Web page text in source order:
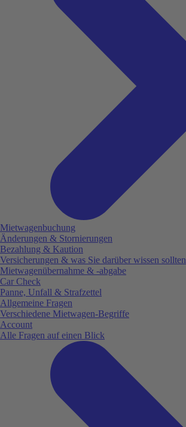
Mietwagenbuchung
Änderungen & Stornierungen
Bezahlung & Kaution
Versicherungen & was Sie darüber wissen sollten
Mietwagenübernahme & -abgabe
Car Check
Panne, Unfall & Strafzettel
Allgemeine Fragen
Verschiedene Mietwagen-Begriffe
Account
Alle Fragen auf einen Blick